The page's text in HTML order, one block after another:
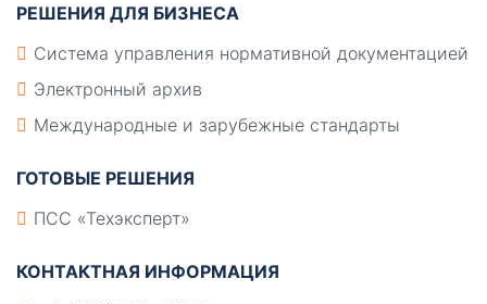
РЕШЕНИЯ ДЛЯ БИЗНЕСА
Система управления нормативной документацией
Электронный архив
Международные и зарубежные стандарты
ГОТОВЫЕ РЕШЕНИЯ
ПСС «Техэксперт»
КОНТАКТНАЯ ИНФОРМАЦИЯ